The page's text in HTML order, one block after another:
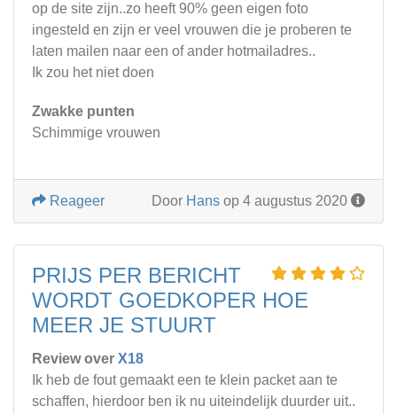
op de site zijn..zo heeft 90% geen eigen foto
ingesteld en zijn er veel vrouwen die je proberen te
laten mailen naar een of ander hotmailadres..
Ik zou het niet doen
Zwakke punten
Schimmige vrouwen
Door Hans op 4 augustus 2020
Reageer
PRIJS PER BERICHT
WORDT GOEDKOPER HOE
MEER JE STUURT
Review over X18
Ik heb de fout gemaakt een te klein packet aan te
schaffen, hierdoor ben ik nu uiteindelijk duurder uit..